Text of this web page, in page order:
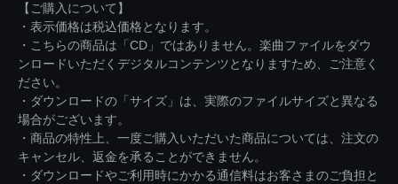
【ご購入について】
・表示価格は税込価格となります。
・こちらの商品は「CD」ではありません。楽曲ファイルをダウ
ンロードいただくデジタルコンテンツとなりますため、ご注意く
ださい。
・ダウンロードの「サイズ」は、実際のファイルサイズと異なる
場合がございます。
・商品の特性上、一度ご購入いただいた商品については、注文の
キャンセル、返金を承ることができません。
・ダウンロードやご利用時にかかる通信料はお客さまのご負担と